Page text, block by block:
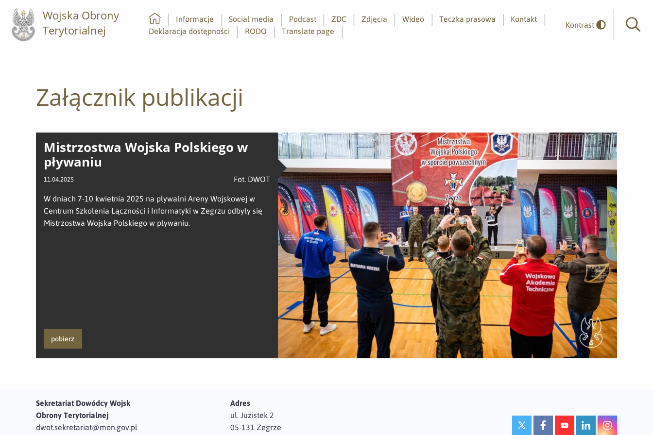
Wojska Obrony
Terytorialnej
Strona główna
Informacje Social media Podcast ZDC Zdjęcia Wideo Teczka prasowa
Kontakt
Deklaracja dostępności
RODO Translate page
Kontrast
Załącznik publikacji
Mistrzostwa Wojska Polskiego w
pływaniu
11.04.2025 Fot. DWOT
W dniach 7-10 kwietnia 2025 na pływalni Areny Wojskowej w
Centrum Szkolenia Łączności i Informatyki w Zegrzu odbyły się
Mistrzostwa Wojska Polskiego w pływaniu.
pobierz
Sekretariat Dowódcy Wojsk
Obrony Terytorialnej
dwot.sekretariat@mon.gov.pl
Adres
ul. Juzistek 2
05-131 Zegrze